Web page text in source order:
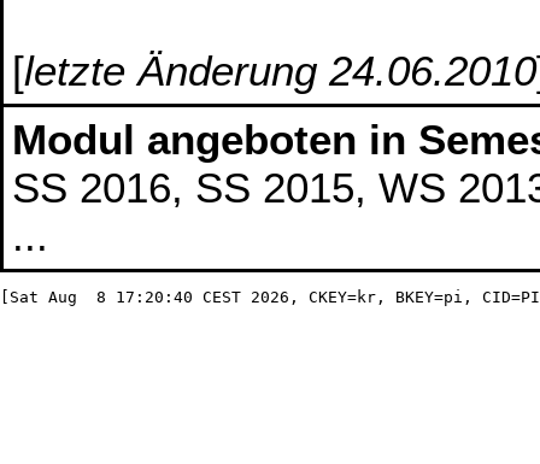
[letzte Änderung 24.06.2010
Modul angeboten in
SS 2016, SS 2015, WS
...